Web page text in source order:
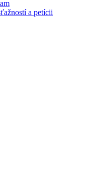
a petícii